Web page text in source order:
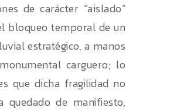
de carácter “aislado”
bloqueo temporal de un
estratégico, a manos
carguero; lo
que dicha fragilidad no
quedado de manifiesto,